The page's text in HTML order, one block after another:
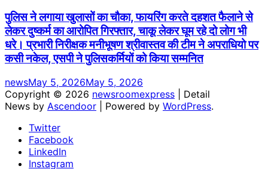
पुलिस ने लगाया खुलासों का चौका, फायरिंग करते दहशत फैलाने से
लेकर दुष्कर्म का आरोपित गिरफ्तार, चाकू लेकर घूम रहे दो लोग भी
धरे। प्रभारी निरीक्षक मनीभूषण श्रीवास्तव की टीम ने अपराधियो पर
कसी नकेल, एसपी ने पुलिसकर्मियों को किया सम्मनित
newsMay 5, 2026May 5, 2026
Copyright © 2026 newsroomexpress | Detail
News by Ascendoor | Powered by WordPress.
Twitter
Facebook
LinkedIn
Instagram